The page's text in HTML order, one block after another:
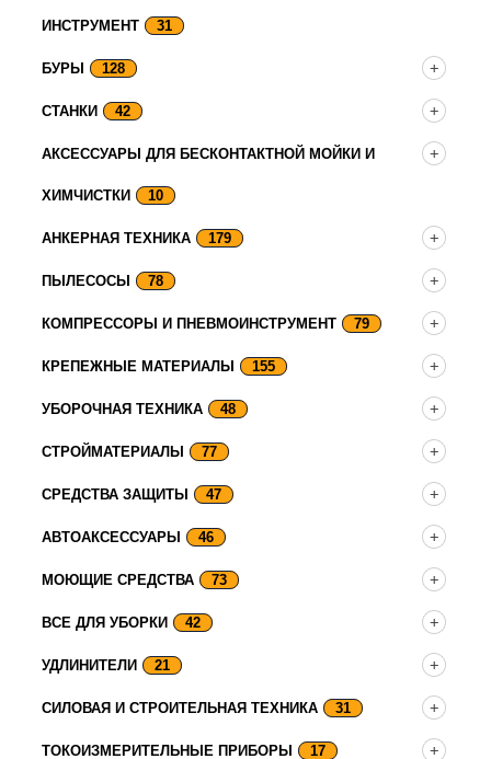
ИНСТРУМЕНТ 31
БУРЫ 128
СТАНКИ 42
АКСЕССУАРЫ ДЛЯ БЕСКОНТАКТНОЙ МОЙКИ И
ХИМЧИСТКИ 10
АНКЕРНАЯ ТЕХНИКА 179
ПЫЛЕСОСЫ 78
КОМПРЕССОРЫ И ПНЕВМОИНСТРУМЕНТ 79
КРЕПЕЖНЫЕ МАТЕРИАЛЫ 155
УБОРОЧНАЯ ТЕХНИКА 48
СТРОЙМАТЕРИАЛЫ 77
СРЕДСТВА ЗАЩИТЫ 47
АВТОАКСЕССУАРЫ 46
МОЮЩИЕ СРЕДСТВА 73
ВСЕ ДЛЯ УБОРКИ 42
УДЛИНИТЕЛИ 21
СИЛОВАЯ И СТРОИТЕЛЬНАЯ ТЕХНИКА 31
ТОКОИЗМЕРИТЕЛЬНЫЕ ПРИБОРЫ 17